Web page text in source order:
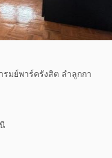
มย์พาร์ครังสิต ลำลูกกา